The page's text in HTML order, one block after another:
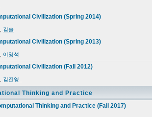
Civilization (Spring 2014)
김솔
Civilization (Spring 2013)
이영석
Civilization (Fall 2012)
김진영_
Thinking and Practice
Thinking and Practice (Fall 2017)